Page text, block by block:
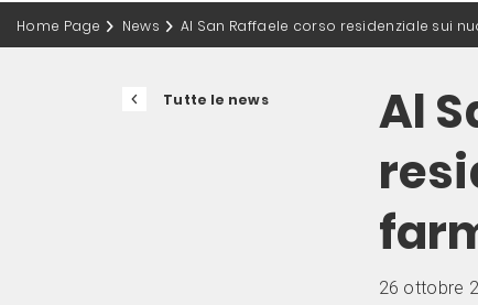
Home Page News Al San Raffaele corso residenziale sui
Tutte le news
Al
26 ottobre